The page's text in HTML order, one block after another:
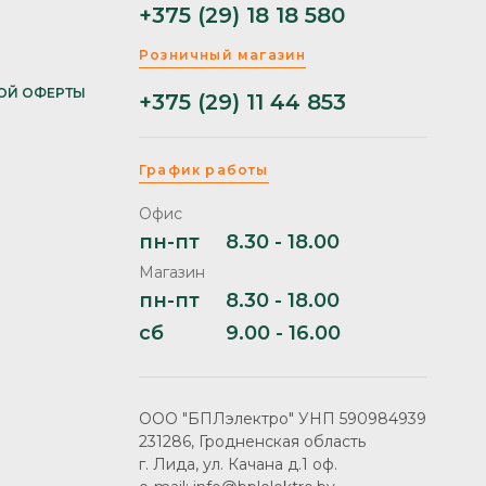
ОФЕРТЫ
+375 (29) 18 18 580
Розничный магазин
+375 (29) 11 44 853
График работы
Офис
пн-пт 8.30 - 18.00
Магазин
пн-пт
8.30 - 18.00
сб
9.00 - 16.00
ООО "БПЛэлектро" УНП 590984939
231286, Гродненская область
г. Лида, ул. Качана д.1 оф.